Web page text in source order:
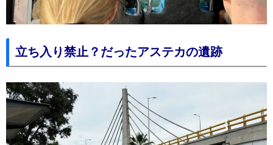
立ち入り禁止？だったアステカの遺跡